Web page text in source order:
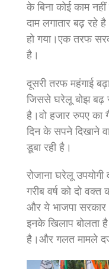
के बिना कोई काम
दाम लगातार बढ़ रहे
हो गया।एक तरफ
है।
दूसरी तरफ महंगाई
जिससे घरेलू बोझ बढ़
है।वो हजार रुपए का
दिन के सपने दिखाने
डूबा रही है।
रोजाना घरेलू
गरीब वर्ष को दो वक्त
और ये भाजपा सरकार
इनके खिलाप बोलता
है।और गलत मामले